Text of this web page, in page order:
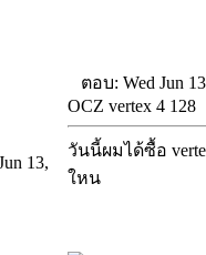
13,
ตอบ: Wed Jun
OCZ vertex 4 128
วันนี้ผมได้ซื้อ
ใหน